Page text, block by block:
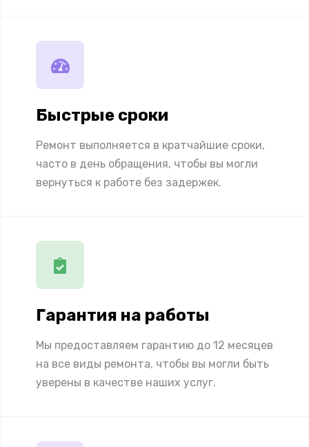
Быстрые сроки
Ремонт выполняется в кратчайшие сроки,
часто в день обращения, чтобы вы могли
вернуться к работе без задержек.
Гарантия на работы
Мы предоставляем гарантию до 12 месяцев
на все виды ремонта, чтобы вы могли быть
уверены в качестве наших услуг.